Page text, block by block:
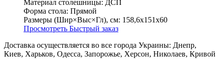
Материал столешницы: ДСП
Форма стола: Прямой
Размеры (Шир×Выс×Гл), см: 158,6х151х60
Просмотреть Быстрый заказ
Доставка осуществляется во все города Украины: Днепр,
Киев, Харьков, Одесса, Запорожье, Херсон, Николаев, Кривой